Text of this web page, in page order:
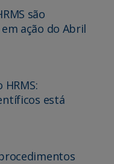
são
ação do Abril
está